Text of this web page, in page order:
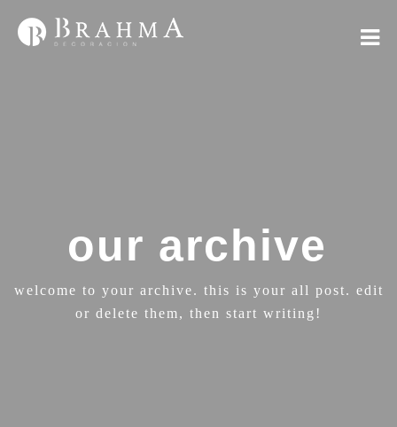
our archive
welcome to your archive. this is your all post. edit
or delete them, then start writing!